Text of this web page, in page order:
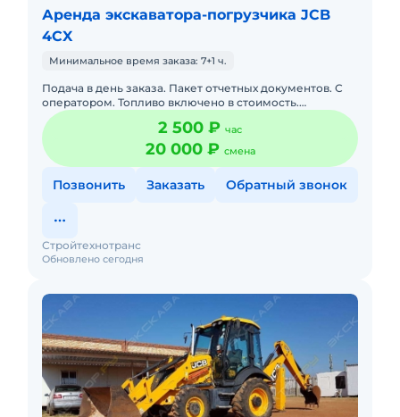
Аренда экскаватора-погрузчика JCB
4CX
Минимальное время заказа: 7+1 ч.
Подача в день заказа. Пакет отчетных документов. С
оператором. Топливо включено в стоимость.
Долгосрочная аренда. Краткосрочная аренда. Техника
с малой наработк
2 500 ₽ час
20 000 ₽ смена
Позвонить Заказать Обратный звонок
Обновлено сегодня
Стройтехнотранс